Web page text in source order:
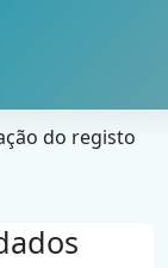
do registo